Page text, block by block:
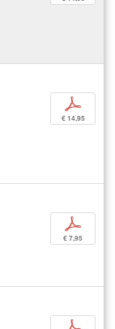
p
€ 14,95
p
€ 7,95